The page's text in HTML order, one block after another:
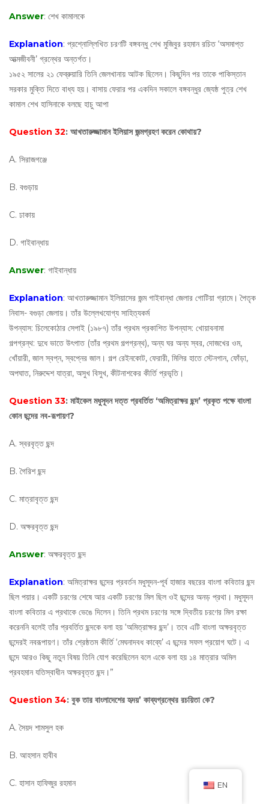
Answer: শেখ কামালকে
Explanation: প্রশ্নোল্লিখিত চরণটি বঙ্গবন্ধু শেখ মুজিবুর রহমান রচিত ‘অসমাপ্ত
আত্মজীবনী’ গ্রন্থের অন্তর্গত।
১৯৫২ সালের ২১ ফেব্রুয়ারি তিনি জেলখানায় আটক ছিলেন। কিছুদিন পর তাকে পাকিস্তান
সরকার মুক্তি দিতে বাধ্য হয়। বাসায় ফেরার পর একদিন সকালে বঙ্গবন্ধুর জ্যেষ্ঠ পুত্র শেখ
কামাল শেখ হাসিনাকে বলছে হাচু আপা
Question 32: আখতারুজ্জামান ইলিয়াস জন্মগ্রহণ করেন কোথায়?
A. সিরাজগঞ্জে
B. বগুড়ায়
C. ঢাকায়
D. গাইবান্ধায়
Answer: গাইবান্ধায়
Explanation: আখতারুজ্জামান ইলিয়াসের জন্ম গাইবান্ধা জেলার গোটিয়া গ্রামে। পৈতৃক
নিবাস- বগুড়া জেলায়। তাঁর উল্লেখযোগ্য সাহিত্যকর্ম
উপন্যাস: চিলেকোঠার সেপাই (১৯৮৭) তাঁর প্রথম প্রকাশিত উপন্যাস: খোয়াবনামা
গল্পগ্রন্থ: দুধে ভাতে উৎপাত (তাঁর প্রথম গল্পগ্রন্থ), অন্য ঘর অন্য স্বর, দোজখের ওম,
খোঁয়ারী, জাল স্বপ্ন, স্বপ্নের জাল। গল্প রেইনকোট, ফেরারী, মিলির হাতে স্টেনগান, ফোঁড়া,
অপঘাত, নিরুদ্দেশ যাত্রা, অসুখ বিসুখ, কীটনাশকের কীর্তি প্রভৃতি।
Question 33: মাইকেল মধুসূদন দত্ত প্রবর্তিত ‘অমিত্রাক্ষর ছন্দ’ প্রকৃত পক্ষে বাংলা
কোন ছন্দের নব-রূপায়ণ?
A. স্বরবৃত্ত ছন্দ
B. গৈরিশ ছন্দ
C. মাত্রাবৃত্ত ছন্দ
D. অক্ষরবৃত্ত ছন্দ
Answer: অক্ষরবৃত্ত ছন্দ
Explanation: অমিত্রাক্ষর ছন্দের প্রবর্তন মধুসূদন-পূর্ব হাজার বছরের বাংলা কবিতার ছন্দ
ছিল পয়ার। একটি চরণের শেষে আর একটি চরণের মিল ছিল ওই ছন্দের অনড় প্রথা। মধুসূদন
বাংলা কবিতার এ প্রথাকে ভেঙে দিলেন। তিনি প্রথম চরণের সঙ্গে দ্বিতীয় চরণের মিল রক্ষা
করেননি বলেই তাঁর প্রবর্তিত ছন্দকে বলা হয় ‘অমিত্রাক্ষর ছন্দ’। তবে এটি বাংলা অক্ষরবৃত্ত
ছন্দেরই নবরূপায়ণ। তাঁর শ্রেষ্ঠতম কীর্তি ‘মেঘনাদবধ কাব্যে’ এ ছন্দের সফল প্রয়োগ ঘটে। এ
ছন্দে আরও কিছু নতুন বিষয় তিনি যোগ করেছিলেন বলে একে বলা হয় ১৪ মাত্রার অমিল
প্রবহমান যতিস্বাধীন অক্ষরবৃত্ত ছন্দ।”
Question 34: বুক তার বাংলাদেশের হৃদয়’ কাব্যগ্রন্থের রচয়িতা কে?
A. সৈয়দ শামসুল হক
B. আহসান হাবীব
C. হাসান হাফিজুর রহমান EN